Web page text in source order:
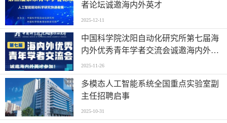
者论坛诚邀海内外英才
2025-12-11
中国科学院沈阳自动化研究所第七届海
内外优秀青年学者交流会诚邀海内外英
才参加！
2025-11-26
多模态人工智能系统全国重点实验室副
主任招聘启事
2025-10-31